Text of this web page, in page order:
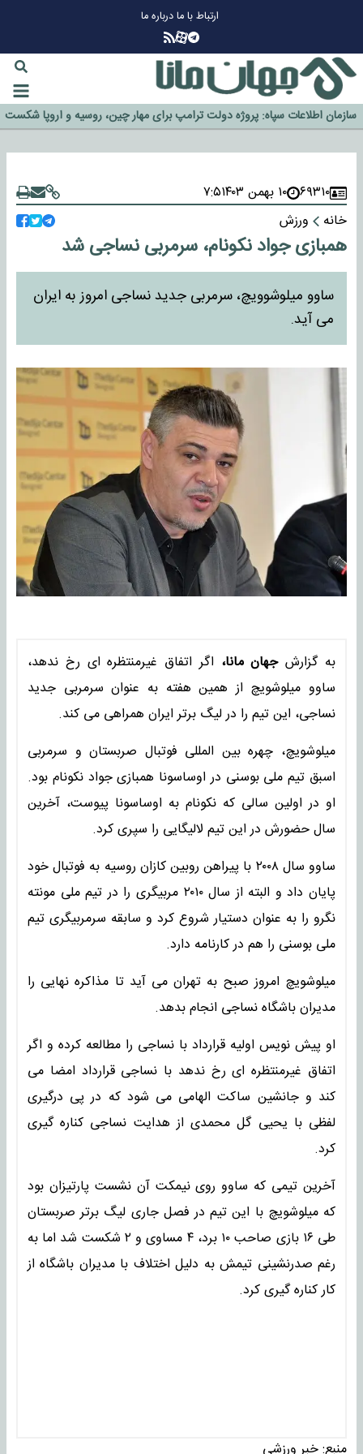
ارتباط با مادرباره ما
گزینه جدایی اوسمار روی میز مدیران پرسپولیس
آیا رئیس جمهور آمریکا قانون را دور می‌زند؟
اخراج رسمی چهره نامدار از پرسپولیس
سازمان اطلاعات سپاه: پروژه دولت ترامپ برای مهار چین، روسیه و اروپا شکست
خورد
۶۹۳۱۰ ۱۰ بهمن ۱۴۰۳
۷:۵
خانه
ورزش
همبازی جواد نکونام، سرمربی نساجی شد
ساوو میلوشوویچ، سرمربی جدید نساجی امروز به ایران
می آید.
به گزارشجهان مانا، اگر اتفاق غیرمنتظره ای رخ ندهد،
ساوو میلوشویچ از همین هفته به عنوان سرمربی جدید
نساجی، این تیم را در لیگ برتر ایران همراهی می کند.
میلوشویچ، چهره بین المللی فوتبال صربستان و سرمربی
اسبق تیم ملی بوسنی در اوساسونا همبازی جواد نکونام بود.
او در اولین سالی که نکونام به اوساسونا پیوست، آخرین
سال حضورش در این تیم لالیگایی را سپری کرد.
ساوو سال ۲۰۰۸ با پیراهن روبین کازان روسیه به فوتبال خود
پایان داد و البته از سال ۲۰۱۰ مربیگری را در تیم ملی مونته
نگرو را به عنوان دستیار شروع کرد و سابقه سرمربیگری تیم
ملی بوسنی را هم در کارنامه دارد.
میلوشویچ امروز صبح به تهران می آید تا مذاکره نهایی را
مدیران باشگاه نساجی انجام بدهد.
او پیش نویس اولیه قرارداد با نساجی را مطالعه کرده و اگر
اتفاق غیرمنتظره ای رخ ندهد با نساجی قرارداد امضا می
کند و جانشین ساکت الهامی می شود که در پی درگیری
لفظی با یحیی گل محمدی از هدایت نساجی کناره گیری
کرد.
آخرین تیمی که ساوو روی نیمکت آن نشست پارتیزان بود
که میلوشویچ با این تیم در فصل جاری لیگ برتر صربستان
طی ۱۶ بازی صاحب ۱۰ برد، ۴ مساوی و ۲ شکست شد اما به
رغم صدرنشینی تیمش به دلیل اختلاف با مدیران باشگاه از
کار کناره گیری کرد.
منبع:خبر ورزشی